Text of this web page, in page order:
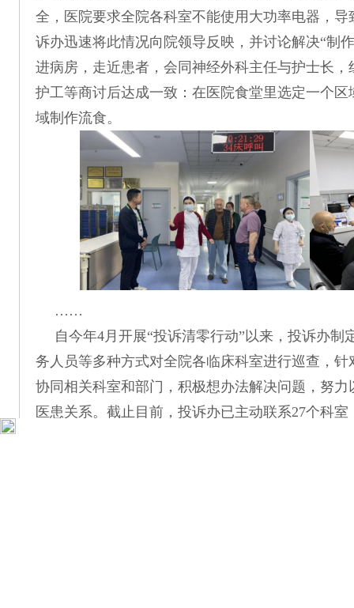
全，医院要求全院各科室不能使用大功率电器，
诉办迅速将此情况向院领导反映，并讨论解决“制
进病房，走近患者，会同神经外科主任与护士长
护工等商讨后达成一致：在医院食堂里选定一个
域制作流食。
……
自今年4月开展“投诉清零行动”以来，投诉办
务人员等多种方式对全院各临床科室进行巡查，
协同相关科室和部门，积极想办法解决问题，努
医患关系。截止目前，投诉办已主动联系27个科